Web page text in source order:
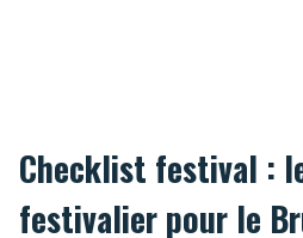
Checklist festival :
festivalier pour le